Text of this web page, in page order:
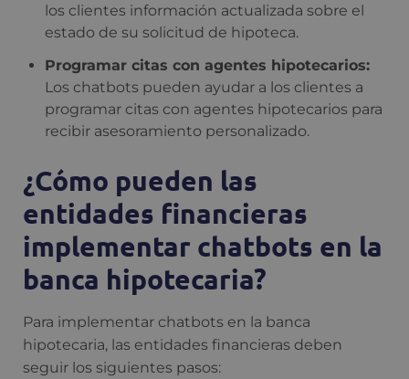
los clientes información actualizada sobre el
estado de su solicitud de hipoteca.
Programar citas con agentes hipotecarios:
Los chatbots pueden ayudar a los clientes a
programar citas con agentes hipotecarios para
recibir asesoramiento personalizado.
¿Cómo pueden las
entidades financieras
implementar chatbots en la
banca hipotecaria?
Para implementar chatbots en la banca
hipotecaria, las entidades financieras deben
seguir los siguientes pasos: